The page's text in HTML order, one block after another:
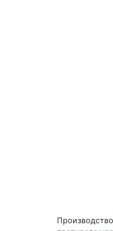
Производство